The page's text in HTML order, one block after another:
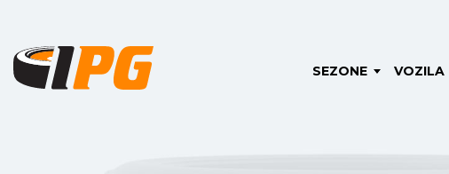
SEZONE VOZILA